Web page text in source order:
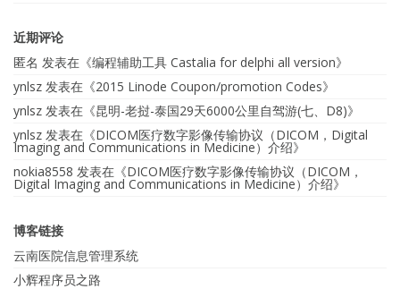
近期评论
匿名 发表在《编程辅助工具 Castalia for delphi all version》
ynlsz 发表在《2015 Linode Coupon/promotion Codes》
ynlsz 发表在《昆明-老挝-泰国29天6000公里自驾游(七、D8)》
ynlsz 发表在《DICOM医疗数字影像传输协议（DICOM，Digital
Imaging and Communications in Medicine）介绍》
nokia8558 发表在《DICOM医疗数字影像传输协议（DICOM，
Digital Imaging and Communications in Medicine）介绍》
博客链接
云南医院信息管理系统
小辉程序员之路